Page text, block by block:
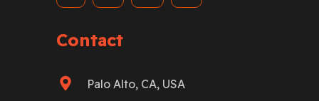
Contact
Palo Alto, CA, USA